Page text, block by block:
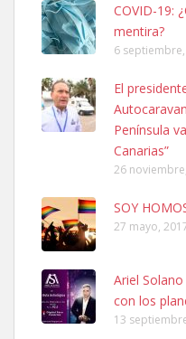
Ninfa perdida
El día 5 se los perdió una
calle, se perdió por la zon...
Leales.org » Gran Canaria
Adopcion
Busco casa de acogida para
no la puedo tener. Solo gente
COVID-19:
mentira?
6
El
Península
Canarias”
26
SOY
27 mayo,
Ariel
con los
13